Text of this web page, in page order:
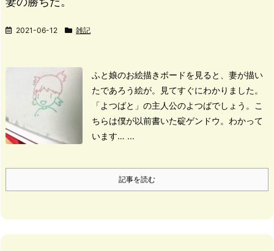
2021-06-12 雑記
ふと娘のお絵描きボードを見ると、 妻が描い
たであろう絵が。
見てすぐにわかりました。
「よつばと」の主人公のよつばでしょう。
こ
ちらは僕が以前書いた碇ゲンドウ。 わかって
います… ...
記事を読む